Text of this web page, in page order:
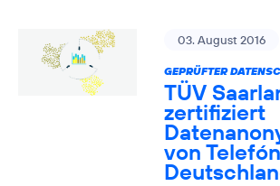
03. August 2016
GEPRÜFTER
TÜV
zertifiziert
von